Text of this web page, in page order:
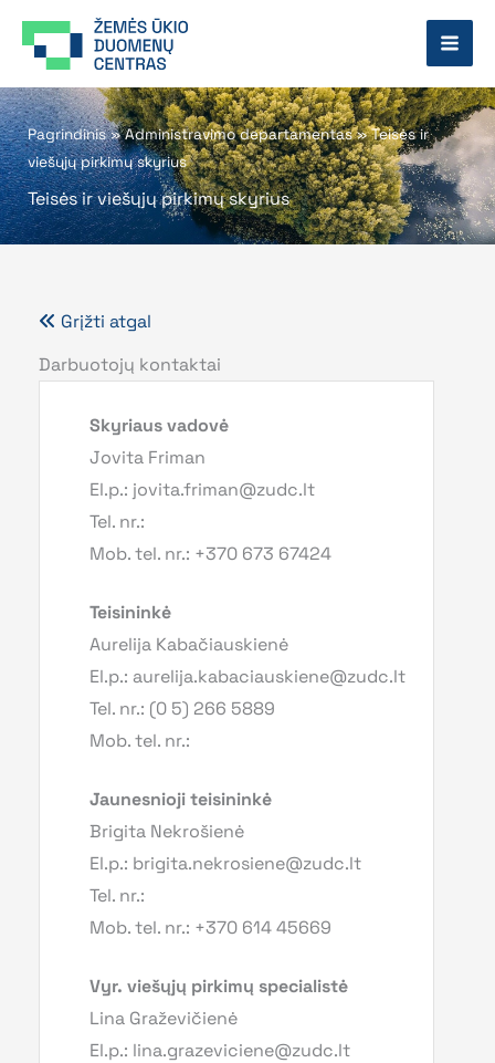
prie
Pagrindinis»Administravimo departamentas»Teisės ir
viešųjų pirkimų skyrius
Teisės ir viešųjų pirkimų skyrius
Grįžti atgal
Darbuotojų kontaktai
Skyriaus vadovė
Jovita Friman
El.p.: jovita.friman@zudc.lt
Tel. nr.:
Mob. tel. nr.: +370 673 67424
Teisininkė
Aurelija Kabačiauskienė
El.p.: aurelija.kabaciauskiene@zudc.lt
Tel. nr.: (0 5) 266 5889
Mob. tel. nr.:
Jaunesnioji teisininkė
Brigita Nekrošienė
El.p.: brigita.nekrosiene@zudc.lt
Tel. nr.:
Mob. tel. nr.: +370 614 45669
Vyr. viešųjų pirkimų specialistė
Lina Graževičienė
El.p.: lina.grazeviciene@zudc.lt